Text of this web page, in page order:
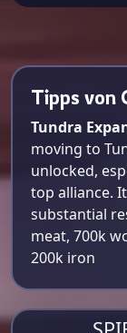
Tipps von
Tundra
moving to
unlocked,
top alliance.
substantial
meat, 700k
200k iron​